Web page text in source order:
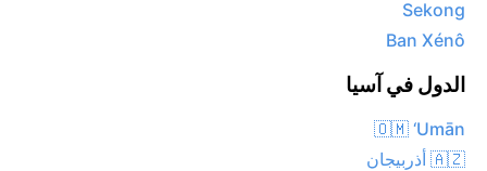
Sekong
Ban Xénô
الدول في آسيا
🇴🇲 ‘Umān
🇦🇿 أذربيجان